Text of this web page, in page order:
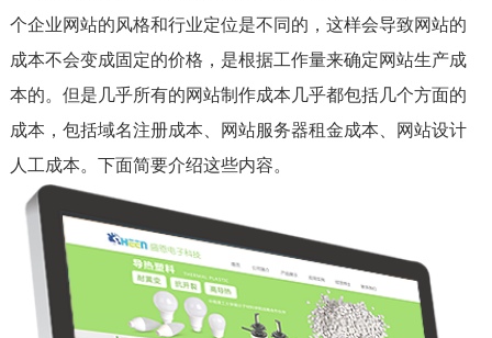
个企业网站的风格和行业定位是不同的，这样会导致网站的
成本不会变成固定的价格，是根据工作量来确定网站生产成
本的。但是几乎所有的网站制作成本几乎都包括几个方面的
成本，包括域名注册成本、网站服务器租金成本、网站设计
人工成本。下面简要介绍这些内容。